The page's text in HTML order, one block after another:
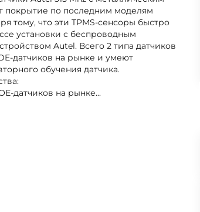
покрытие по последним моделям
тому, что эти TPMS-сенсоры быстро
установки с беспроводным
Autel. Всего 2 типа датчиков
датчиков на рынке и умеют
обучения датчика.
датчиков на рынке...